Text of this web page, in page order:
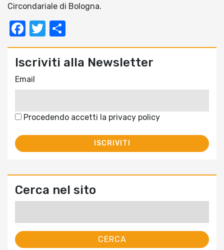
Circondariale di Bologna.
Facebook
Twitter
Iscriviti alla Newsletter
Email
Procedendo accetti la privacy policy
Cerca nel sito